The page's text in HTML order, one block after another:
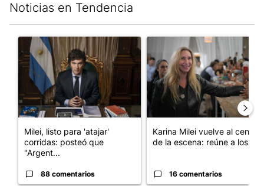
Noticias en Tendencia
Un artículo de tendencia con el título "Milei, listo para 'atajar'
Milei, listo para 'atajar'
corridas: posteó que
"Argent...
88 comentarios
Un artículo de tendencia
Karina Milei vuelve al centro
de la escena: reúne a los...
16 comentarios